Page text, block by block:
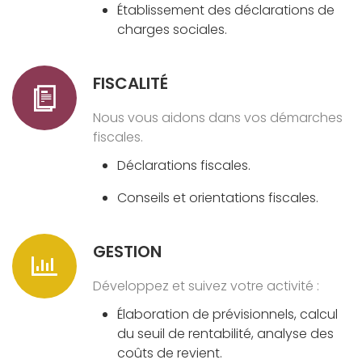
Établissement des déclarations de
charges sociales.
FISCALITÉ
Nous vous aidons dans vos démarches
fiscales.
Déclarations fiscales.
Conseils et orientations fiscales.
GESTION
Développez et suivez votre activité :
Élaboration de prévisionnels, calcul
du seuil de rentabilité, analyse des
coûts de revient.